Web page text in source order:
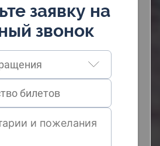
заявку на
звонок